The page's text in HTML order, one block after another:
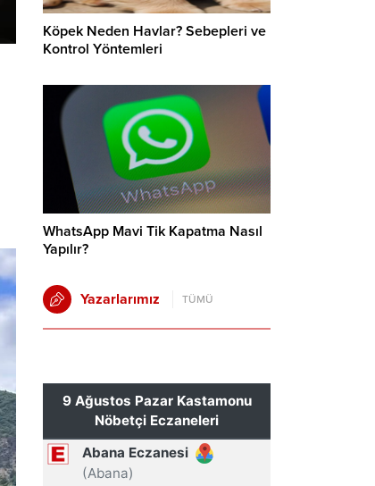
Köpek Neden Havlar? Sebepleri ve
Kontrol Yöntemleri
WhatsApp Mavi Tik Kapatma Nasıl
Yapılır?
Yazarlarımız TÜMÜ